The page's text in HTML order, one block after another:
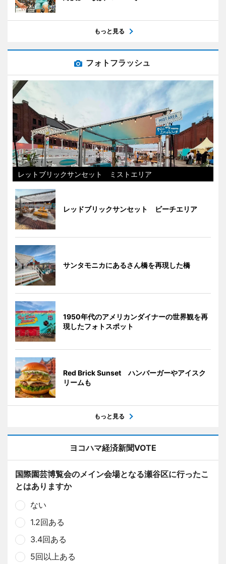
もっと見る
フォトフラッシュ
レットブリックサンセット ミストエリア
レッドブリックサンセット ビーチエリア
サンタモニカにあるさん橋を再現した橋
1950年代のアメリカンダイナーの世界観を再
現したフォトスポット
Red Brick Sunset ハンバーガーやアイスク
リームも
もっと見る
ヨコハマ経済新聞VOTE
国際園芸博覧会のメイン会場となる瀬谷区に行ったこ
とはありますか
ない
1.2回ある
3.4回ある
5回以上ある